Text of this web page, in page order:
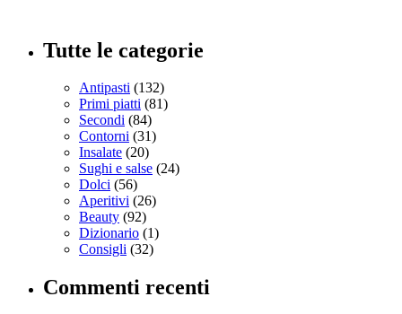
Tutte le categorie
Antipasti (132)
Primi piatti (81)
Secondi (84)
Contorni (31)
Insalate (20)
Sughi e salse (24)
Dolci (56)
Aperitivi (26)
Beauty (92)
Dizionario (1)
Consigli (32)
Commenti recenti